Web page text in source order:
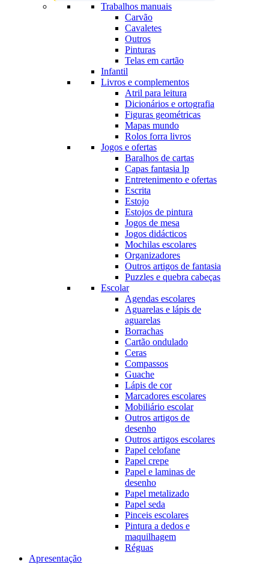
Trabalhos manuais
Carvão
Cavaletes
Outros
Pinturas
Telas em cartão
Infantil
Livros e complementos
Atril para leitura
Dicionários e ortografia
Figuras geométricas
Mapas mundo
Rolos forra livros
Jogos e ofertas
Baralhos de cartas
Capas fantasia lp
Entretenimento e ofertas
Escrita
Estojo
Estojos de pintura
Jogos de mesa
Jogos didácticos
Mochilas escolares
Organizadores
Outros artigos de fantasia
Puzzles e quebra cabeças
Escolar
Agendas escolares
Aguarelas e lápis de
aguarelas
Borrachas
Cartão ondulado
Ceras
Compassos
Guache
Lápis de cor
Marcadores escolares
Mobiliário escolar
Outros artigos de
desenho
Outros artigos escolares
Papel celofane
Papel crepe
Papel e laminas de
desenho
Papel metalizado
Papel seda
Pinceis escolares
Pintura a dedos e
maquilhagem
Réguas
Apresentação